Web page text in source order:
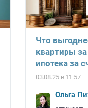
Что
квартиры
ипотека за
03.08.25 в 11:57
Ольга